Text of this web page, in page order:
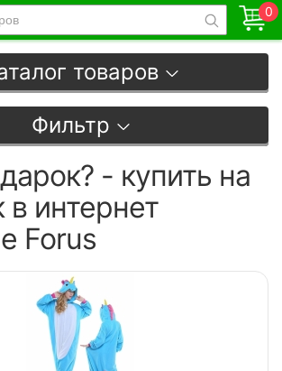
0
товаров
Фильтр
- купить на
в интернет
Forus